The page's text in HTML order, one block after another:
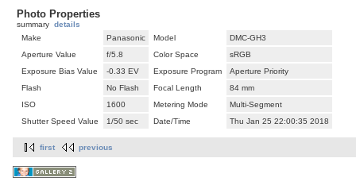
Photo Properties
summary details
Make
Panasonic Model
DMC-GH3
Aperture Value
f/5.8 Color Space
sRGB
Exposure Bias Value
-0.33 EV Exposure Program
Aperture Priority
Flash
No Flash Focal Length
84 mm
ISO
1600 Metering Mode
Multi-Segment
Shutter Speed Value
1/50 sec Date/Time Thu Jan 25 22:00:35 2018
first previous